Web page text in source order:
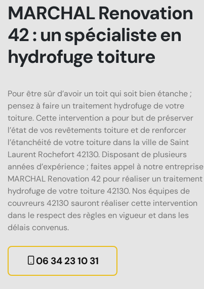
MARCHAL Renovation
42 : un spécialiste en
hydrofuge toiture
Pour être sûr d’avoir un toit qui soit bien étanche ;
pensez à faire un traitement hydrofuge de votre
toiture. Cette intervention a pour but de préserver
l’état de vos revêtements toiture et de renforcer
l’étanchéité de votre toiture dans la ville de Saint
Laurent Rochefort 42130. Disposant de plusieurs
années d’expérience ; faites appel à notre entreprise
MARCHAL Renovation 42 pour réaliser un traitement
hydrofuge de votre toiture 42130. Nos équipes de
couvreurs 42130 sauront réaliser cette intervention
dans le respect des règles en vigueur et dans les
délais convenus.
06 34 23 10 31